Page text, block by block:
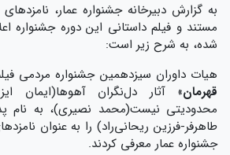
مستند و فیلم داستانی این دوره جشنواره
شده، به شرح زیر است:
هیات داوران سیزدهمین جشنواره مردمی
قهرمان» آثار دل‌نگران آهوها(ایمان
محدودیتی نیست(محمد نصیری)، به نام
طاهرفر-فرزین ریحانی‌راد) را به عنوان
جشنواره عمار معرفی کردند.